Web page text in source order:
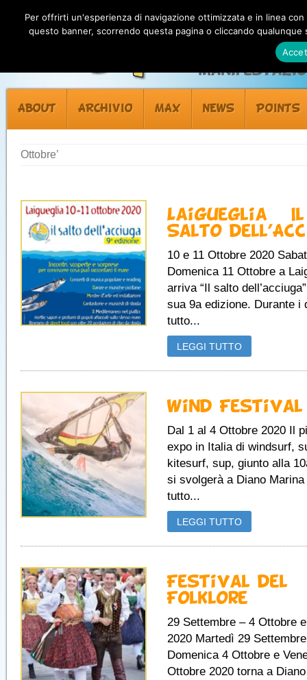
ABOUT ARCHIVIO MAX NEWS POINTS
Ottobre’
Laigueglia – Il
Salto
10 e 11 Ottobre 2020
Domenica 11 Ottobre a
arriva “Il salto
sua 9a edizione. Durante i
tutto...
LEGGI TUTTO
Wind Festival
Dal 1 al 4 Ottobre 2020 Il
expo in Italia di windsurf,
kitesurf, sup, giunto alla
si svolgerà a Diano Marina
tutto...
LEGGI TUTTO
Festival del
Folklore
29 Settembre – 4 Ottobre
2020 Martedì 29
Domenica 4 Ottobre e
Ottobre 2020 torna a
Per offrirti un'esperienza di navigazione ottimizzata e in linea
questo banner, scorrendo questa pagina o cliccando